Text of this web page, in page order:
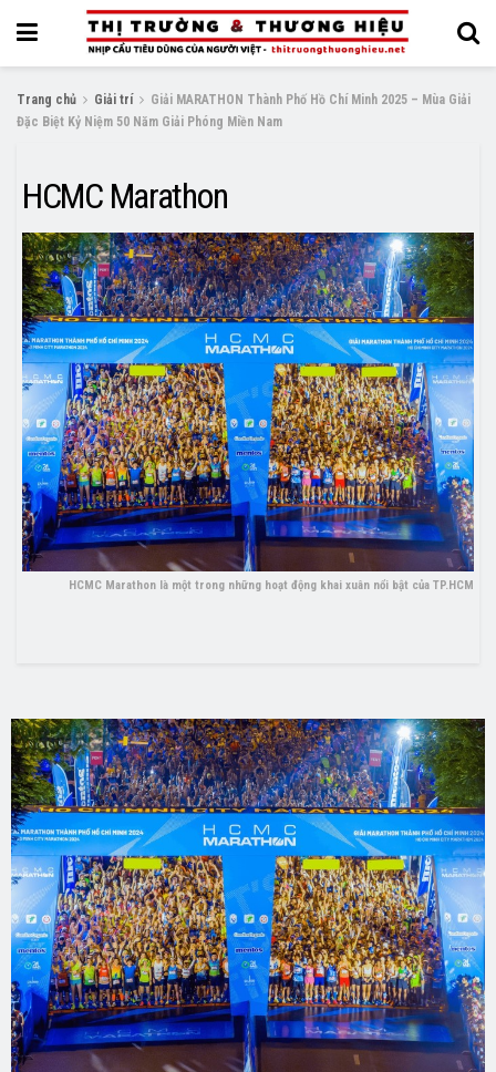
Trang chủ Giải trí
Giải MARATHON Thành Phố Hồ Chí Minh 2025 – Mùa Giải
Đặc Biệt Kỷ Niệm 50 Năm Giải Phóng Miền Nam
HCMC Marathon
HCMC Marathon là một trong những hoạt động khai xuân nổi bật của TP.HCM